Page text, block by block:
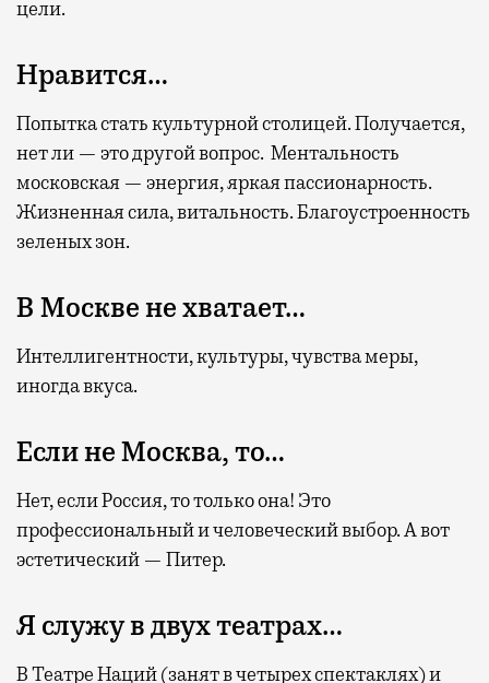
цели.
Нравится…
Попытка стать культурной столицей. Получается,
нет ли — это другой вопрос. Ментальность
московская — энергия, яркая пассионарность.
Жизненная сила, витальность. Благоустроенность
зеленых зон.
В Москве не хватает…
Интеллигентности, культуры, чувства меры,
иногда вкуса.
Если не Москва, то…
Нет, если Россия, то только она! Это
профессиональный и человеческий выбор. А вот
эстетический — Питер.
Я служу в двух театрах…
В Театре Наций (занят в четырех спектаклях) и